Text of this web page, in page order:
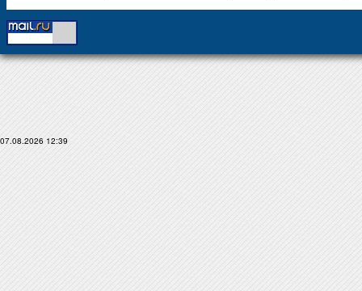
07.08.2026 12:39